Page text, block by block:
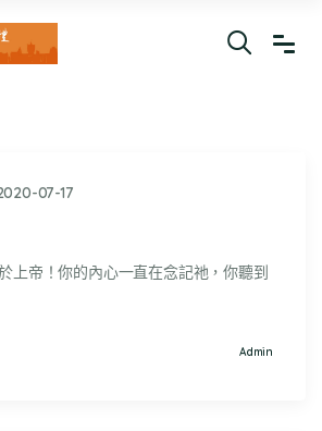
07-17
上帝！你的內心一直在念記祂，你聽到
Admin